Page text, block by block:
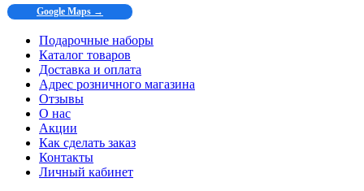
Google Maps →
Подарочные наборы
Каталог товаров
Доставка и оплата
Адрес розничного магазина
Отзывы
О нас
Акции
Как сделать заказ
Контакты
Личный кабинет